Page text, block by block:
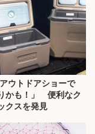
ウトドアショーで
かも！」 便利なク
クスを発見